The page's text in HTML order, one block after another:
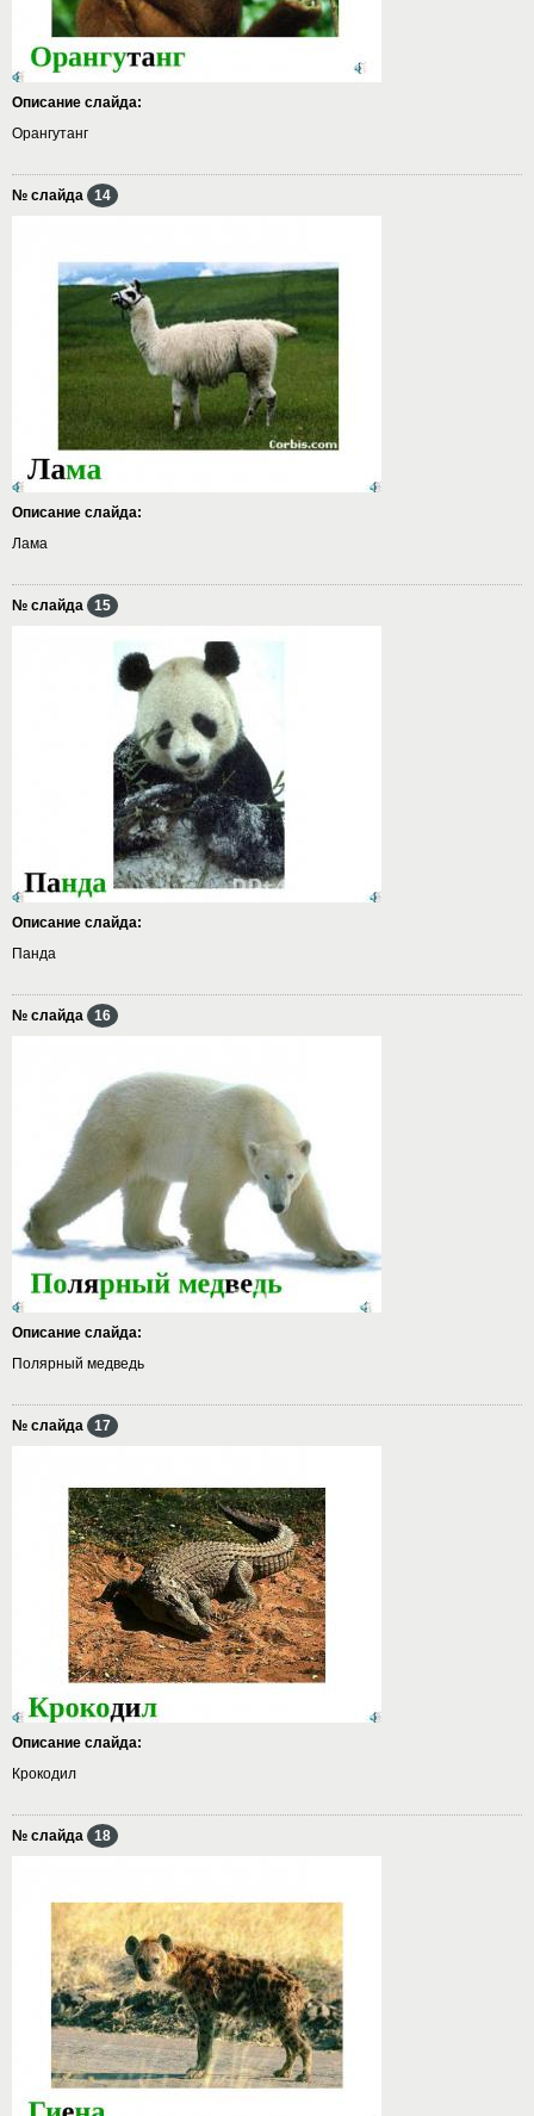
Описание слайда:
Орангутанг
№ слайда 14
Описание слайда:
Лама
№ слайда 15
Описание слайда:
Панда
№ слайда 16
Описание слайда:
Полярный медведь
№ слайда 17
Описание слайда:
Крокодил
№ слайда 18